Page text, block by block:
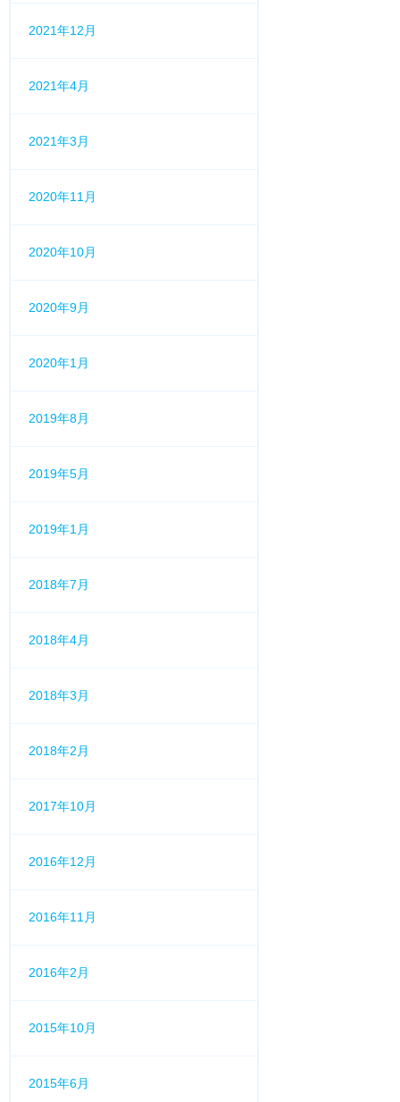
2021年12月
2021年4月
2021年3月
2020年11月
2020年10月
2020年9月
2020年1月
2019年8月
2019年5月
2019年1月
2018年7月
2018年4月
2018年3月
2018年2月
2017年10月
2016年12月
2016年11月
2016年2月
2015年10月
2015年6月